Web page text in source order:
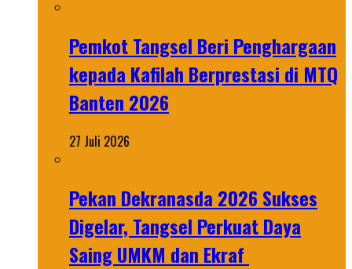
Pemkot Tangsel Beri Penghargaan
kepada Kafilah Berprestasi di MTQ
Banten 2026
27 Juli 2026
Pekan Dekranasda 2026 Sukses
Digelar, Tangsel Perkuat Daya
Saing UMKM dan Ekraf